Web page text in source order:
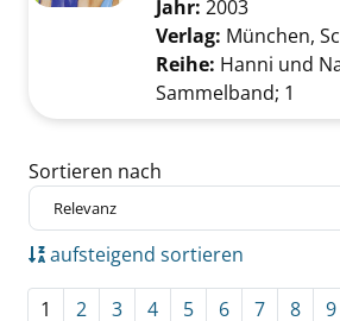
Jahr: 2003
Verlag: München,
Reihe: Hanni und
Sammelband; 1
Zu den Suchfiltern springen
Sortieren nach
aufsteigend sortieren
1 2 3 4 5 6 7 8 9